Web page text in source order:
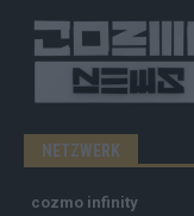
NETZWERK
cozmo infinity